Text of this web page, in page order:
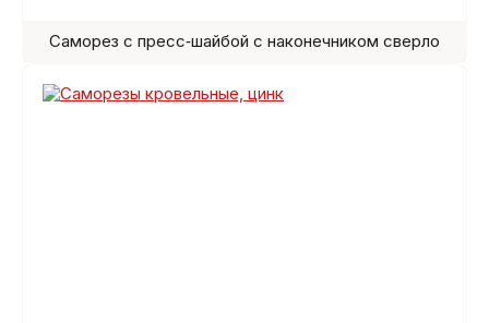
Саморез с пресс‑шайбой с наконечником сверло